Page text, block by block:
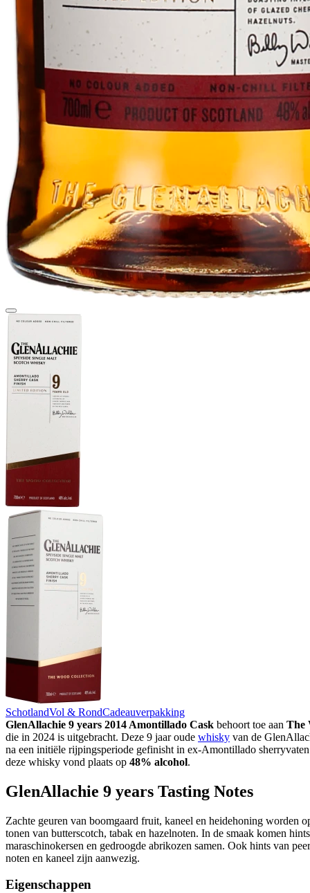
SchotlandVol & RondCadeauverpakking
GlenAllachie 9 years 2014 Amontillado Cask behoort toe aan The
die in 2024 is uitgebracht. Deze 9 jaar oude whisky van de
na een initiële rijpingsperiode gefinisht in ex-Amontillado
deze whisky vond plaats op 48% alcohol.
GlenAllachie 9 years Tasting Notes
Zachte geuren van boomgaard fruit, kaneel en heidehoning worden
tonen van butterscotch, tabak en hazelnoten. In de smaak komen
maraschinokersen en gedroogde abrikozen samen. Ook hints van
noten en kaneel zijn aanwezig.
Eigenschappen